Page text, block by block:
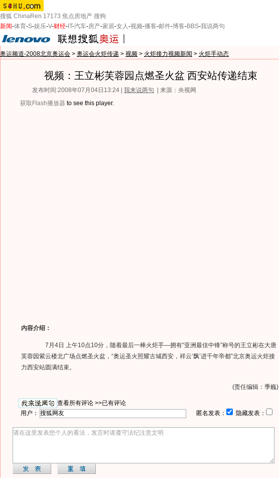
搜狐 ChinaRen 17173 焦点房地产 搜狗
新闻-体育-S-娱乐-V-财经- IT-汽车-房产-家居-女人-视频-播客-邮件-博客-BBS-我说两句
奥运频道-2008北京奥运会 > 奥运会火炬传递 > 视频 > 火炬接力视频新闻 > 火炬手动态
视频：王立彬芙蓉园点燃圣火盆 西安站传递结束
发布时间:2008年07月04日13:24 | 我来说两句
| 来源：央视网
获取Flash播放器 to see this player.
内容介绍：
7月4日 上午10点10分，随着最后一棒火炬手—拥有“亚洲最佳中锋”称号的王立彬在大唐
芙蓉园紫云楼北广场点燃圣火盆，“奥运圣火照耀古城西安，祥云‘飘’进千年帝都”北京奥运火炬接
力西安站圆满结束。
(责任编辑：季巍)
查看所有评论 >>已有评论
用户：
匿名发表： 隐藏发表：